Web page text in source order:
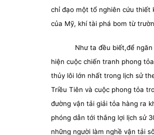
chỉ đạo một tổ nghiên cứu thiết
của Mỹ, khí tài phá bom từ
Như ta đều biết,để
hiện cuộc chiến tranh phong
thủy lôi lớn nhất trong lịch sử
Triều Tiên và cuộc phong tỏa
đường vận tải giải tỏa hàng ra
phóng dẫn tới thắng lợi lịch sử
những người làm nghề vận tải